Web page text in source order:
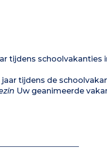
tijdens schoolvakanties
jaar tijdens de
Uw geanimeerde